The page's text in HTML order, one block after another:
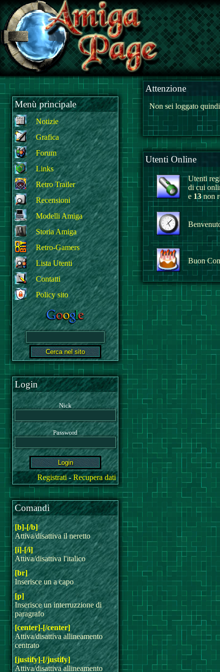
Menù principale
Notizie
Grafica
Forum
Links
Retro Trailer
Recensioni
Modelli Amiga
Storia Amiga
Retro-Gamers
Lista Utenti
Contatti
Policy sito
Login
Nick
Password
Registrati-Recupera dati
Comandi
[b]-[/b]
Attiva/disattiva il neretto
[i]-[/i]
Attiva/disattiva l'italico
[br]
Inserisce un a capo
[p]
Inserisce un interruzzione di
paragrafo
[center]-[/center]
Attiva/disattiva allineamento
centrato
[justify]-[/justify]
Attiva/disattiva allineamento
Attenzione
Non sei loggato
Utenti Online
Utenti
di cui
e 13non
Buon